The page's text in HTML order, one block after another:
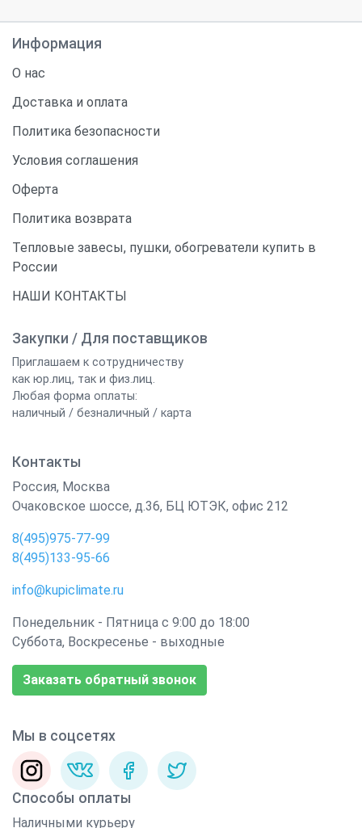
Информация
О нас
Доставка и оплата
Политика безопасности
Условия соглашения
Оферта
Политика возврата
Тепловые завесы, пушки, обогреватели купить в
России
НАШИ КОНТАКТЫ
Закупки / Для поставщиков
Приглашаем к сотрудничеству
как юр.лиц, так и физ.лиц.
Любая форма оплаты:
наличный / безналичный / карта
Контакты
Россия, Москва
Очаковское шоссе, д.36, БЦ ЮТЭК, офис 212
8(495)975-77-99
8(495)133-95-66
info@kupiclimate.ru
Понедельник - Пятница с 9:00 до 18:00
Суббота, Воскресенье - выходные
Заказать обратный звонок
Мы в соцсетях
Способы оплаты
Наличными курьеру